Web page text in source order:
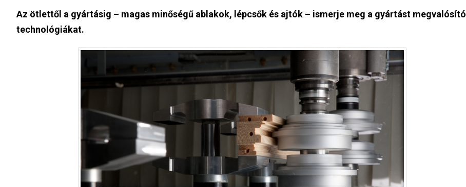
Az ötlettől a gyártásig – magas minőségű ablakok, lépcsők és ajtók – ismerje meg a gyártást megvalósító
technológiákat.